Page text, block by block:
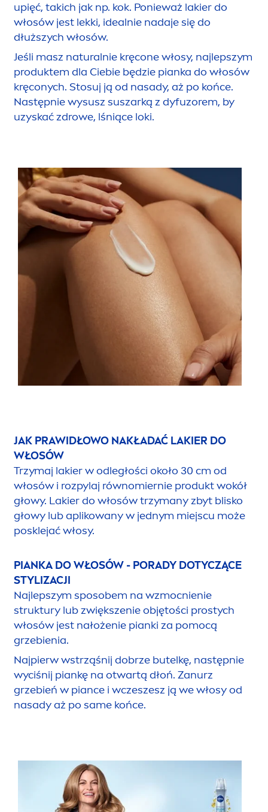
upięć, takich jak np. kok. Ponieważ lakier do
włosów jest lekki, idealnie nadaje się do
dłuższych włosów.
Jeśli masz naturalnie kręcone włosy, najlepszym
produktem dla Ciebie będzie pianka do włosów
kręconych. Stosuj ją od nasady, aż po końce.
Następnie wysusz suszarką z dyfuzorem, by
uzyskać zdrowe, lśniące loki.
JAK PRAWIDŁOWO NAKŁADAĆ LAKIER DO
WŁOSÓW
Trzymaj lakier w odległości około 30 cm od
włosów i rozpylaj równomiernie produkt wokół
głowy. Lakier do włosów trzymany zbyt blisko
głowy lub aplikowany w jednym miejscu może
posklejać włosy.
PIANKA DO WŁOSÓW - PORADY DOTYCZĄCE
STYLIZACJI
Najlepszym sposobem na wzmocnienie
struktury lub zwiększenie objętości prostych
włosów jest nałożenie pianki za pomocą
grzebienia.
Najpierw wstrząśnij dobrze butelkę, następnie
wyciśnij piankę na otwartą dłoń. Zanurz
grzebień w piance i wczeszesz ją we włosy od
nasady aż po same końce.